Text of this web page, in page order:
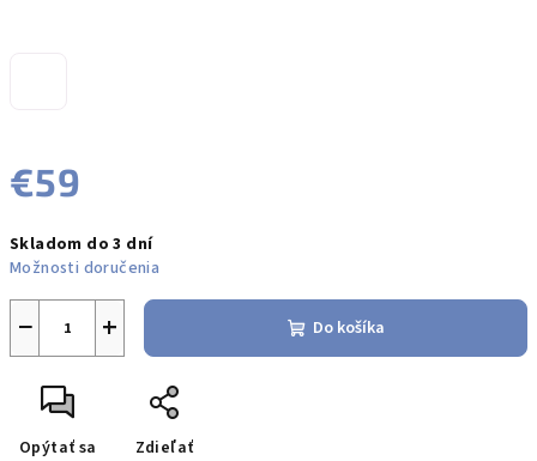
€59
cena:
Skladom do 3 dní
Možnosti doručenia
+
− Do košíka
Opýtať sa Zdieľať